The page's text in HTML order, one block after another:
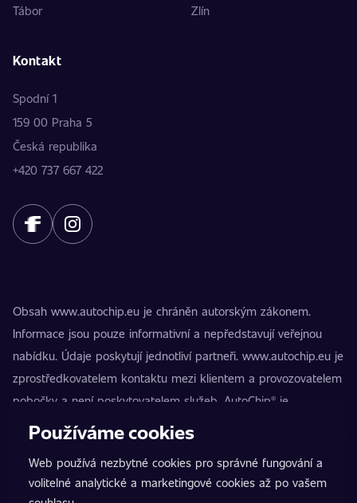
Tábor
Zlín
Kontakt
Spodní 1
159 00 Praha 5
Česká republika
+420 737 667 422
Obsah www.autochip.eu je chráněn autorským zákonem.
Informace jsou pouze informativní a nepředstavují veřejnou
nabídku. Údaje poskytují jednotliví partneři. www.autochip.eu je
zprostředkovatelem kontaktu mezi klientem a provozovatelem
pobočky a není poskytovatelem služeb. AutoChip® je
registrovaná ochranná známka Petra Kučery. Úpravy, které
nezpůsobilosti vozidla k provozu na pozemních komunikacích.
Přesné informace poskytuje vždy konkrétní provozovatel
Používáme cookies
Web používá nezbytné cookies pro správné fungování a
volitelné analytické a marketingové cookies až po vašem